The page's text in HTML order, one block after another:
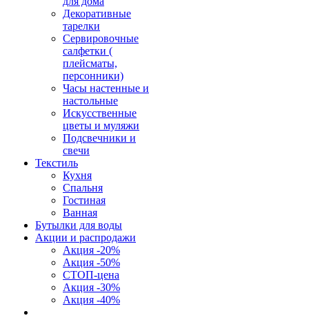
Декоративные
тарелки
Сервировочные
салфетки (
плейсматы,
персонники)
Часы настенные и
настольные
Искусственные
цветы и муляжи
Подсвечники и
свечи
Текстиль
Кухня
Спальня
Гостиная
Ванная
Бутылки для воды
Акции и распродажи
Акция -20%
Акция -50%
СТОП-цена
Акция -30%
Акция -40%